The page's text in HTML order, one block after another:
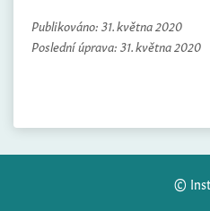
Publikováno: 31. května 2020
Poslední úprava: 31. května 2020
©